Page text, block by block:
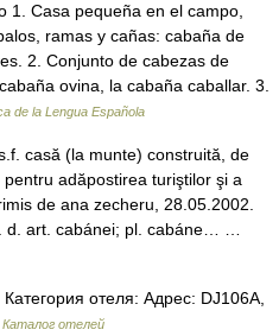
Casa pequeña en el campo,
ramas y cañas: cabaña de
2. Conjunto de cabezas de
ovina, la cabaña caballar. 3.
de la Lengua Española
casă (la munte) construită, de
adăpostirea turiştilor şi a
de ana zecheru, 28.05.2002.
d. art. cabánei; pl. cabáne… …
отеля: Адрес: DJ106A,
Каталог отелей